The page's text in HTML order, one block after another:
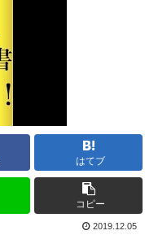
はてブ
コピー
2019.12.05